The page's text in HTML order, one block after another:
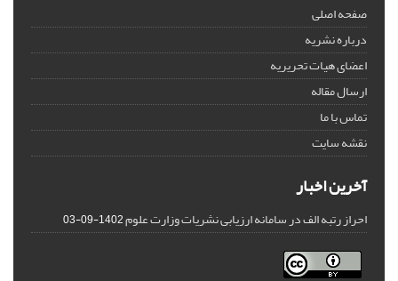
صفحه اصلی
درباره نشریه
اعضای هیات تحریریه
ارسال مقاله
تماس با ما
نقشه سایت
آخرین اخبار
احراز رتبه الف در سامانه ارزیابی نشریات وزارت علوم1402-09-03